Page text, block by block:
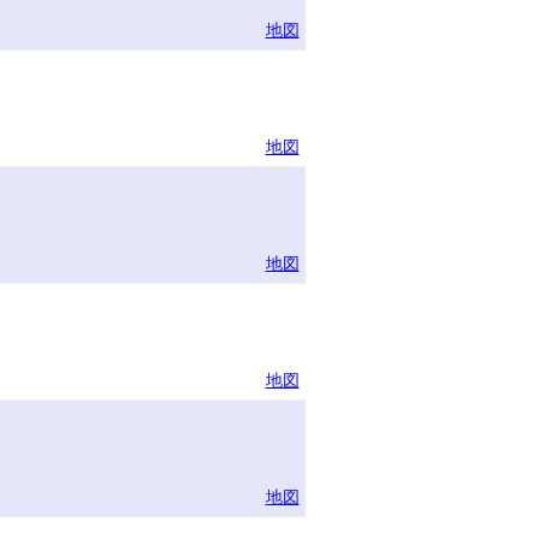
地図
地図
地図
地図
地図